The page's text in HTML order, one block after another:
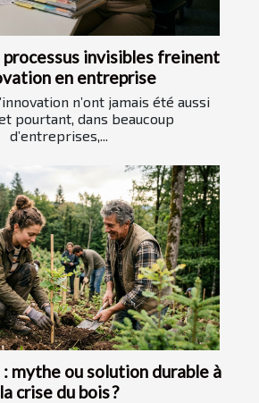
invisibles freinent
en entreprise
n’ont jamais été aussi
pourtant, dans beaucoup
d’entreprises,...
mythe ou solution durable à
la crise du bois ?